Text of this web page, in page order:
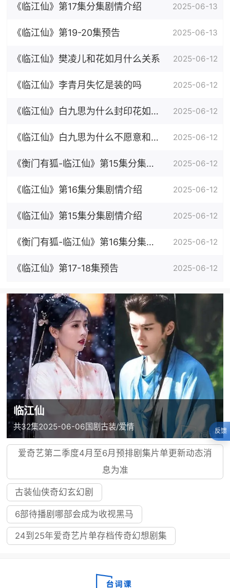
《临江仙》第17集分集剧情介绍 2025-06-13
《临江仙》第19-20集预告 2025-06-13
《临江仙》樊凌儿和花如月什么关系 2025-06-12
《临江仙》李青月失忆是装的吗 2025-06-12
《临江仙》白九思为什么封印花如月
神力
2025-06-12
《临江仙》白九思为什么不愿意和花
如月有一个孩子
2025-06-12
《衡门有狐-临江仙》第15集分集剧
情介绍
2025-06-12
《临江仙》第16集分集剧情介绍 2025-06-12
《临江仙》第15集分集剧情介绍 2025-06-12
《衡门有狐-临江仙》第16集分集剧
情介绍
2025-06-12
《临江仙》第17-18集预告 2025-06-12
临江仙
共32集2025-06-06 国剧古装/爱情
爱奇艺第二季度4月至6月预排剧集片单更新动态消
息为准
古装仙侠奇幻玄幻剧
6部待播剧哪部会成为收视黑马
24到25年爱奇艺片单存档传奇幻想剧集
反馈